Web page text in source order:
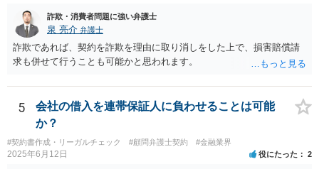
能性はあるでしょう。 対応としては、まず会社から何を求められてい
るのかを明確にすることが重要です。謝罪、調査協力、金銭負担、始
末書提出など、求められている内容によって対応は異なります。不用
意に責任を認める文書を作成したり、損害負担を約束したりすること
は避けるべきです。一方で、在職中の業務内容、権限分掌、引継ぎ資
いる場合には、会社とのやり取りを保存し、弁護士に相談したうえで
対応なさった方がよいでしょう。
詐欺・消費者問題に強い弁護士
泉 亮介 弁護士
詐欺であれば、契約を詐欺を理由に取り消しをした上で、損害賠償請
求も併せて行うことも可能かと思われます。
5
会社の借入を連帯保証人に負わせることは可能
か？
#契約書作成・リーガルチェック #顧問弁護士契約 #金融業界
2025年6月12日 役にたった 2